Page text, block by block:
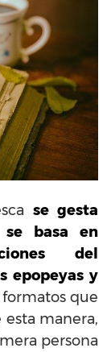
se gesta
basa en
del
epopeyas y
que
manera,
persona